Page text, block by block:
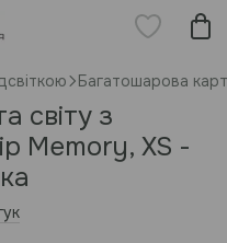
Багатошарова
світу з
Memory, XS -